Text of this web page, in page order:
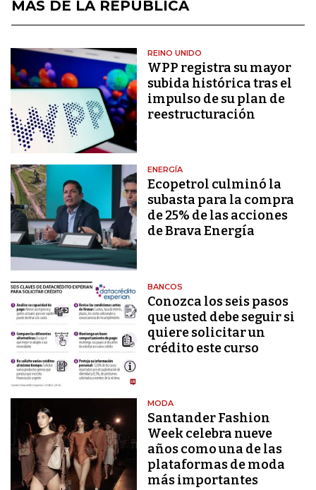
MÁS DE LA REPÚBLICA
REINO UNIDO
WPP registra su mayor
subida histórica tras el
impulso de su plan de
reestructuración
ENERGÍA
Ecopetrol culminó la
subasta para la compra
de 25% de las acciones
de Brava Energía
BANCOS
Conozca los seis pasos
que usted debe seguir si
quiere solicitar un
crédito este curso
MODA
Santander Fashion
Week celebra nueve
años como una de las
plataformas de moda
más importantes